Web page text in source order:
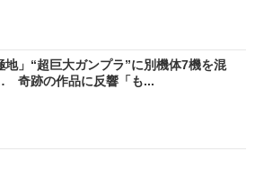
地」“超巨大ガンプラ”に別機体7機を混
跡の作品に反響「も...